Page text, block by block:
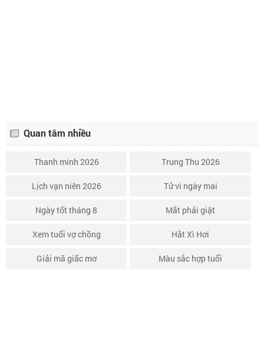
Quan tâm nhiều
Thanh minh 2026 Trung Thu 2026
Lịch vạn niên 2026 Tử vi ngày mai
Ngày tốt tháng 8 Mắt phải giật
Xem tuổi vợ chồng Hắt Xì Hơi
Giải mã giấc mơ Màu sắc hợp tuổi